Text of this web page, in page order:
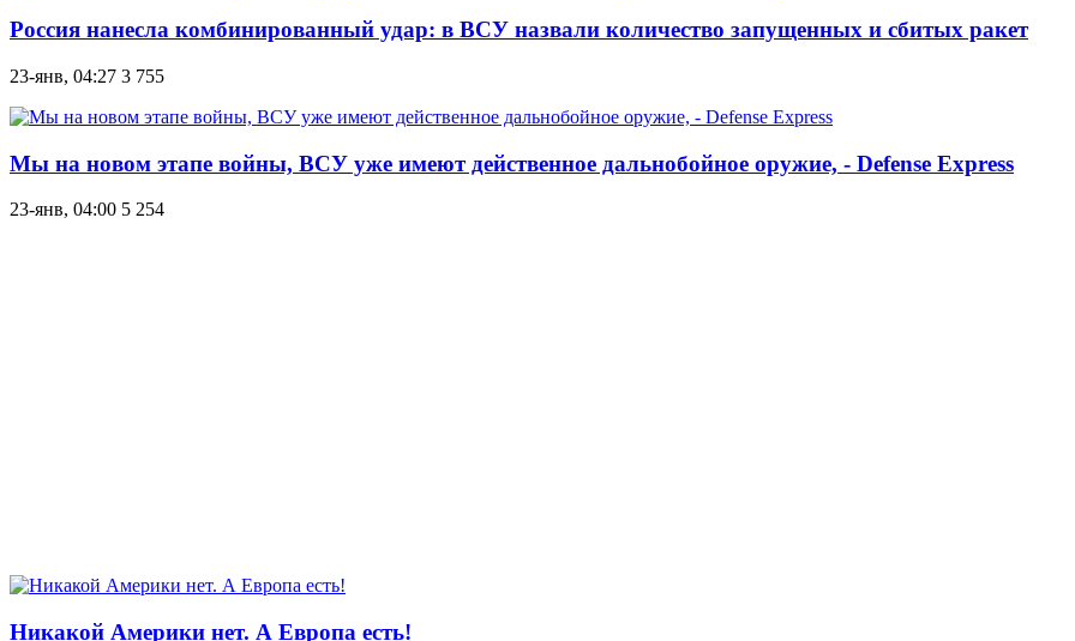
Россия нанесла комбинированный удар: в ВСУ назвали количество запущенных и сбитых ракет
23-янв, 04:27 3 755
Мы на новом этапе войны, ВСУ уже имеют действенное дальнобойное оружие, - Defense Express
23-янв, 04:00 5 254
Никакой Америки нет. А Европа есть!